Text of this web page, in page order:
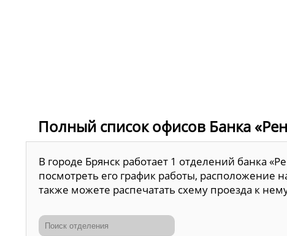
Полный список офисов Банка
В городе Брянск работает 1 отделений банка
посмотреть его график работы, расположение
также можете распечатать схему проезда к